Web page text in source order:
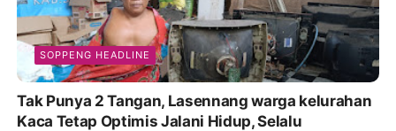
SOPPENG HEADLINE
Tak Punya 2 Tangan, Lasennang warga kelurahan
Kaca Tetap Optimis Jalani Hidup, Selalu